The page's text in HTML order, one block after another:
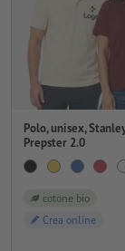
Polo, unisex,
Prepster 2.0
cotone bio
Crea online